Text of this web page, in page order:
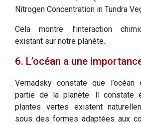
Nitrogen Concentration in Tundra
Cela montre l’interaction
existant sur notre planète.
6. L’océan a une
Vernadsky constate que l’océan
partie de la planète. Il constate
plantes vertes existent
sous des formes adaptées aux